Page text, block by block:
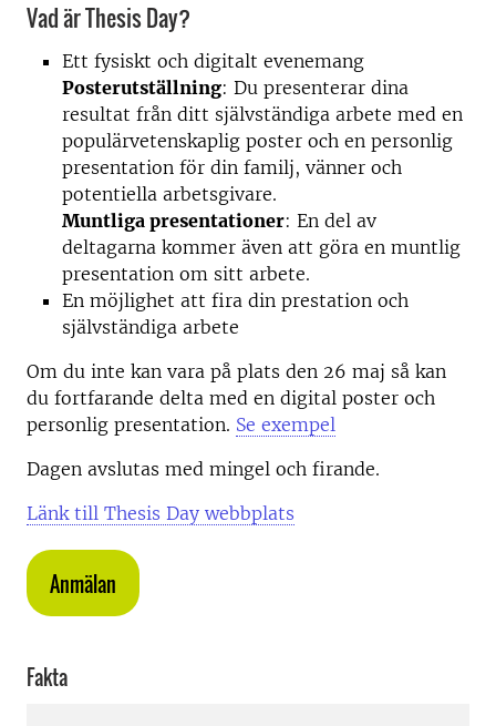
Vad är Thesis Day?
Ett fysiskt och digitalt evenemang
Posterutställning: Du presenterar dina
resultat från ditt självständiga arbete med en
populärvetenskaplig poster och en personlig
presentation för din familj, vänner och
potentiella arbetsgivare.
Muntliga presentationer: En del av
deltagarna kommer även att göra en muntlig
presentation om sitt arbete.
En möjlighet att fira din prestation och
självständiga arbete
Om du inte kan vara på plats den 26 maj så kan
du fortfarande delta med en digital poster och
personlig presentation. Se exempel
Dagen avslutas med mingel och firande.
Länk till Thesis Day webbplats
Anmälan
Fakta